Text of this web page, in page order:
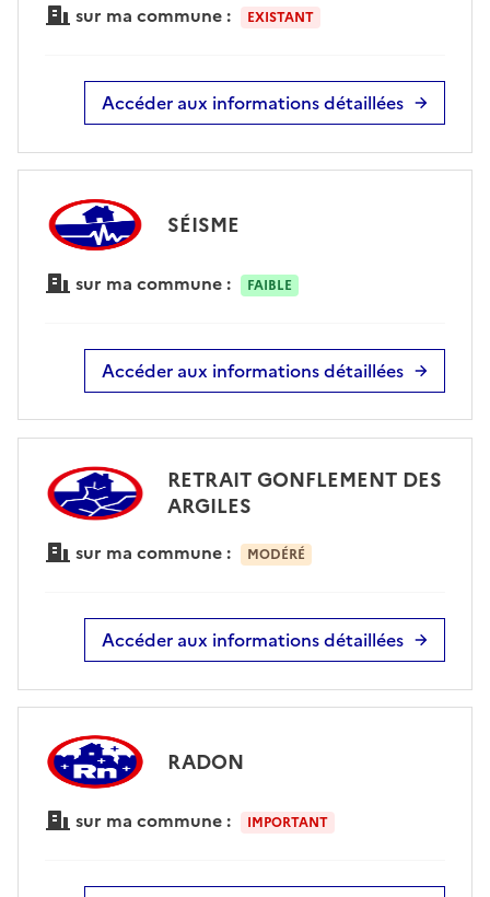
sur ma commune : EXISTANT
Accéder aux informations détaillées
SÉISME
sur ma commune : FAIBLE
Accéder aux informations détaillées
RETRAIT GONFLEMENT DES
ARGILES
sur ma commune : MODÉRÉ
Accéder aux informations détaillées
RADON
sur ma commune : IMPORTANT